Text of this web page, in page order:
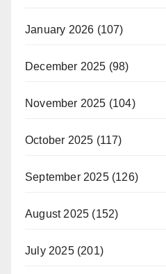
January 2026 (107)
December 2025 (98)
November 2025 (104)
October 2025 (117)
September 2025(126)
August 2025 (152)
July 2025(201)